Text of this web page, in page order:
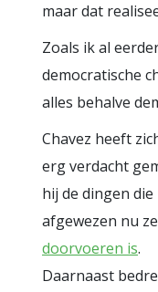
maar dat
Zoals ik al
democratische
alles behalve
Chavez heeft
erg verdacht
hij de dingen
afgewezen nu
doorvoeren is.
Daarnaast